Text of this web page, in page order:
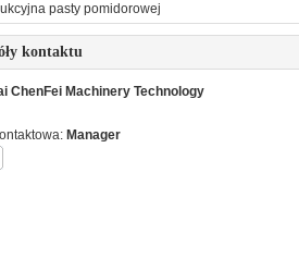
pasty pomidorowej
kontaktu
ChenFei Machinery Technology
Manager